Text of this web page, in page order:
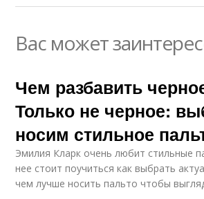
Вас может
Чем разбавить
Только не черное:
носим стильное
Эмилия Кларк очень любит стильные
нее стоит поучиться как выбрать
чем лучше носить пальто чтобы